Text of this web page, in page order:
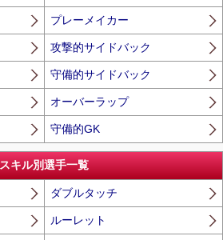
プレーメイカー
攻撃的サイドバック
守備的サイドバック
オーバーラップ
守備的GK
スキル別選手一覧
ダブルタッチ
ルーレット